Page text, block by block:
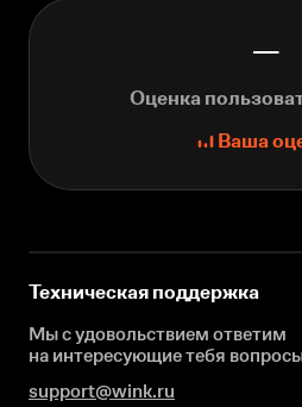
—
Оценка
Ваша
Техническая поддержка
Мы с удовольствием ответим
на интересующиетебя
support@wink.ru